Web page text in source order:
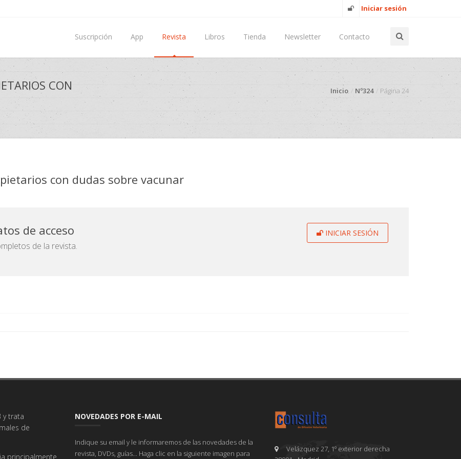
Iniciar sesión
Suscripción App Revista Libros Tienda Newsletter Contacto
CON
Inicio Nº324 Página 24
con dudas sobre vacunar
INICIAR SESIÓN
de acceso
de la revista.
y trata
de
principalmente
NOVEDADES POR E-MAIL
Indique su email y le informaremos de las novedades de la
revista, DVDs, guías... Haga clic en la siguiente imagen para
Velázquez 27, 1º exterior derecha